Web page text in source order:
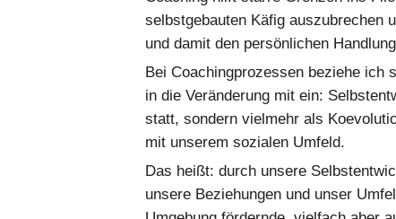
selbstgebauten Käfig auszubrechen
und damit den persönlichen
Bei Coachingprozessen beziehe ich
in die Veränderung mit ein:
statt, sondern vielmehr als
mit unserem sozialen Umfeld.
Das heißt: durch unsere
unsere Beziehungen und unser